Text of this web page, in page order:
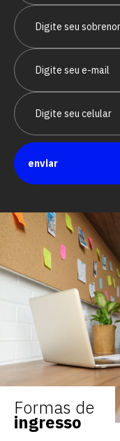
enviar
Formas de
ingresso